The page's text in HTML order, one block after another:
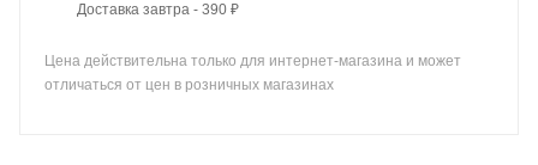
Доставка завтра - 390 ₽
Цена действительна только для интернет-магазина и может
отличаться от цен в розничных магазинах